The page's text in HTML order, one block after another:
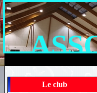
Le club